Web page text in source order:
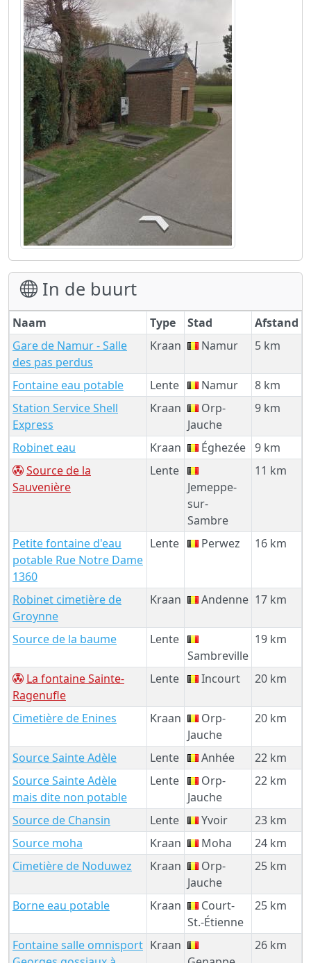
In de buurt
Naam Type Stad
Afstand
Gare de Namur - Salle
des pas perdus
Kraan Namur 5 km
Fontaine eau potable Lente Namur
8 km
Station Service Shell
Express
Kraan
Orp-
Jauche
9 km
Robinet eau Kraan Éghezée 9 km
Source de la
Sauvenière
Lente
Jemeppe-
sur-
Sambre
11 km
Petite fontaine d'eau
potable Rue Notre Dame
1360
Lente Perwez 16 km
Robinet cimetière de
Groynne
Kraan Andenne 17 km
Source de la baume
Lente
Sambreville
19 km
La fontaine Sainte-
Ragenufle
Lente Incourt 20 km
Cimetière de Enines Kraan
Orp-
Jauche
20 km
Source Sainte Adèle Lente Anhée
22 km
Source Sainte Adèle
mais dite non potable
Lente
Orp-
Jauche
22 km
Source de Chansin Lente Yvoir
23 km
Source moha
Kraan Moha
24 km
Cimetière de Noduwez
Kraan
Orp-
Jauche
25 km
Borne eau potable Kraan
Court-
St.-Étienne
25 km
Fontaine salle omnisport Kraan
26 km